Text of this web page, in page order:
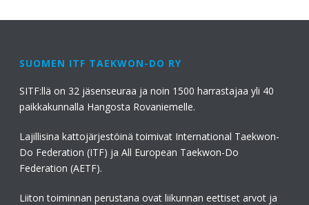
SUOMEN ITF TAEKWON-DO RY
SITF:llä on 32 jäsenseuraa ja noin 1500 harrastajaa yli 40
paikkakunnalla Hangosta Rovaniemelle.
Lajillisina kattojärjestöinä toimivat International Taekwon-
Do Federation (ITF) ja All European Taekwon-Do
Federation (AETF).
Liiton toiminnan perustana ovat liikunnan eettiset arvot ja